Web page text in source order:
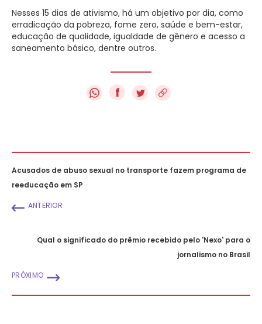
Nesses 15 dias de ativismo, há um objetivo por dia, como
erradicação da pobreza, fome zero, saúde e bem-estar,
educação de qualidade, igualdade de gênero e acesso a
saneamento básico, dentre outros.
f
Acusados de abuso sexual no transporte fazem programa de
reeducação em SP
ANTERIOR
Qual o significado do prêmio recebido pelo 'Nexo' para o
jornalismo no Brasil
PRÓXIMO